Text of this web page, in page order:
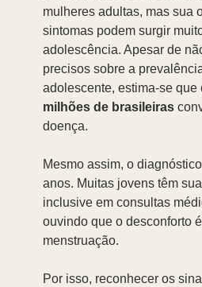
mulheres adultas, mas sua
sintomas podem surgir
adolescência. Apesar de
precisos sobre a
adolescente, estima-se que
milhões de brasileiras
doença.
Mesmo assim, o
anos. Muitas jovens têm
inclusive em consultas
ouvindo que o desconforto é
menstruação.
Por isso, reconhecer os